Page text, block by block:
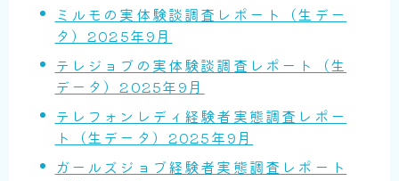
ミルモの実体験談調査レポート（生デー
タ）2025年9月
テレジョブの実体験談調査レポート（生
データ）2025年9月
テレフォンレディ経験者実態調査レポー
ト（生データ）2025年9月
ガールズジョブ経験者実態調査レポート